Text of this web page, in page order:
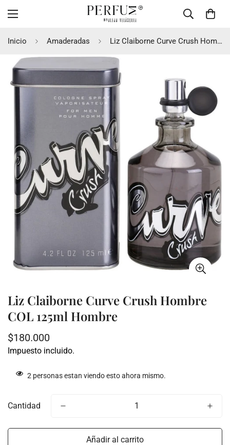
Inicio Amaderadas Liz Claiborne Curve Crush Hombre COL 125ml Hombre
Liz Claiborne Curve Crush Hombre
COL 125ml Hombre
Precio
regular
$180.000
Impuesto incluido.
2 personas estan viendo esto ahora mismo.
Cantidad
Añadir al carrito